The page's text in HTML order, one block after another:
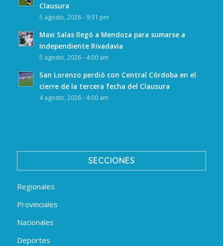
Clausura
5 agosto, 2026 - 9:31 pm
Maxi Salas llegó a Mendoza para sumarse a
Independiente Rivadavia
5 agosto, 2026 - 4:00 am
San Lorenzo perdió con Central Córdoba en el
cierre de la tercera fecha del Clausura
4 agosto, 2026 - 4:00 am
SECCIONES
Regionales
Provinciales
Nacionales
Deportes